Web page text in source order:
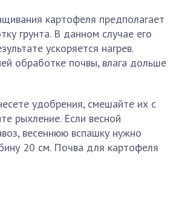
картофеля предполагает
грунта. В данном случае его
ускоряется нагрев.
обработке почвы, влага дольше
удобрения, смешайте их с
рыхление. Если весной
весеннюю вспашку нужно
20 см. Почва для картофеля